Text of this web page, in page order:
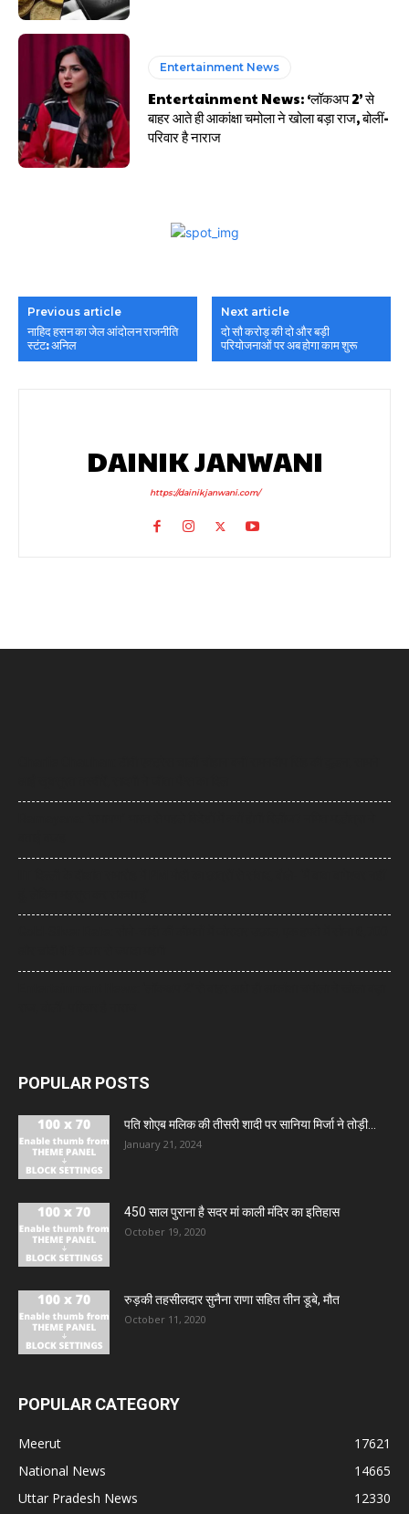
Entertainment News
Entertainment News: ‘लॉकअप 2’ से
बाहर आते ही आकांक्षा चमोला ने खोला बड़ा राज, बोलीं-
परिवार है नाराज
Previous article
नाहिद हसन का जेल आंदोलन राजनीति
स्टंट: अनिल
Next article
दो सौ करोड़ की दो और बड़ी
परियोजनाओं पर अब होगा काम शुरू
DAINIK JANWANI
https://dainikjanwani.com/
POPULAR POSTS
पति शोएब मलिक की तीसरी शादी पर सानिया मिर्जा ने तोड़ी...
January 21, 2024
450 साल पुराना है सदर मां काली मंदिर का इतिहास
October 19, 2020
रुड़की तहसीलदार सुनैना राणा सहित तीन डूबे, मौत
October 11, 2020
POPULAR CATEGORY
Meerut
17621
National News
14665
Uttar Pradesh News
12330